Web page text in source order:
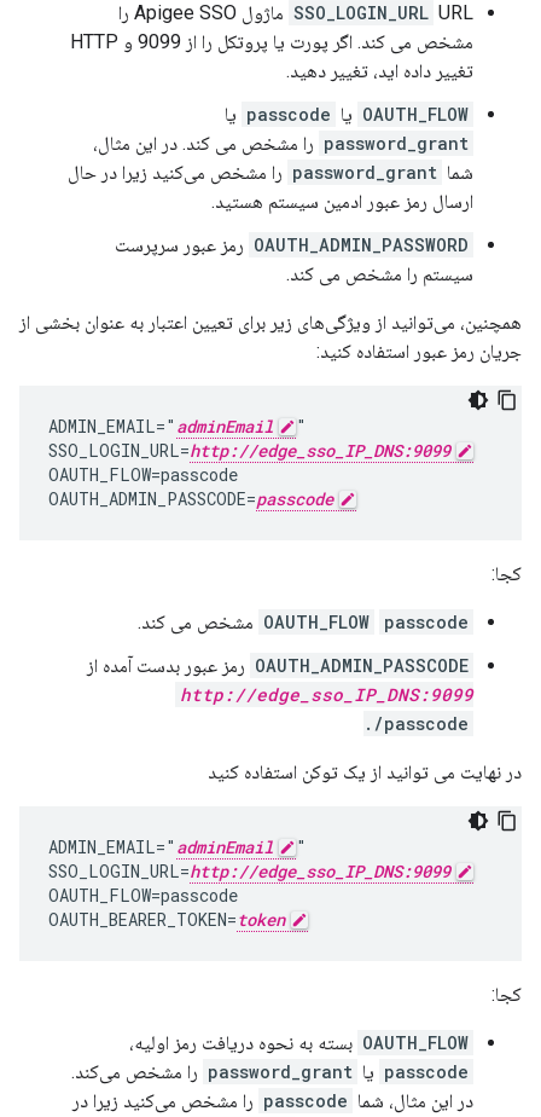
SSO_LOGIN_URL
URL ماژول Apigee SSO را
مشخص می کند. اگر پورت یا پروتکل را از 9099 و HTTP
تغییر داده اید، تغییر دهید.
OAUTH_FLOW یا passcode یا
password_grant را مشخص می کند. در این مثال،
شما password_grant را مشخص می‌کنید زیرا در حال
ارسال رمز عبور ادمین سیستم هستید.
OAUTH_ADMIN_PASSWORD رمز عبور سرپرست
سیستم را مشخص می کند.
همچنین، می‌توانید از ویژگی‌های زیر برای تعیین اعتبار به عنوان بخشی از
جریان رمز عبور استفاده کنید:
ADMIN_EMAIL=" adminEmail
"
SSO_LOGIN_URL=http://edge_sso_IP_DNS:9099
OAUTH_FLOW=passcode
OAUTH_ADMIN_PASSCODE=passcode
کجا:
OAUTH_FLOW passcode
مشخص می کند.
OAUTH_ADMIN_PASSCODE رمز عبور بدست آمده از
http://edge_sso_IP_DNS:9099
/passcode.
در نهایت می توانید از یک توکن استفاده کنید
ADMIN_EMAIL=" adminEmail
"
SSO_LOGIN_URL=http://edge_sso_IP_DNS:9099
OAUTH_FLOW=passcode
OAUTH_BEARER_TOKEN=token
کجا:
OAUTH_FLOW بسته به نحوه دریافت رمز اولیه،
passcode یا password_grant را مشخص می‌کند.
در این مثال، شما passcode را مشخص می‌کنید زیرا در